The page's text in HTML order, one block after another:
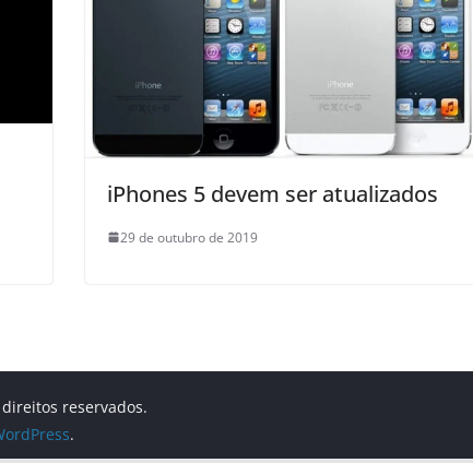
iPhones 5 devem ser atualizados
29 de outubro de 2019
direitos reservados.
.